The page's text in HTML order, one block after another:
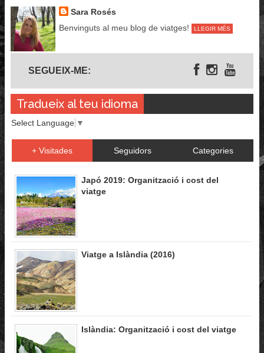
Sara Rosés
Benvinguts al meu blog de viatges!
LLEGIR MÉS
SEGUEIX-ME:
Tradueix al teu idioma
Select Language ▼
+ Visitades Seguidors Categories
Japó 2019: Organització i cost del
viatge
Viatge a Islàndia (2016)
Islàndia: Organització i cost del viatge